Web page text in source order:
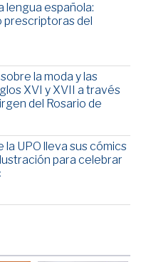
lengua española:
prescriptoras del
la moda y las
XVI y XVII a través
del Rosario de
la UPO lleva sus cómics
para celebrar